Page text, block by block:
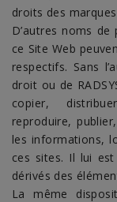
droits des
D’autres noms
ce Site Web
respectifs. Sans
droit ou de
copier,
reproduire,
les informations,
ces sites. Il lui
dérivés des
La même